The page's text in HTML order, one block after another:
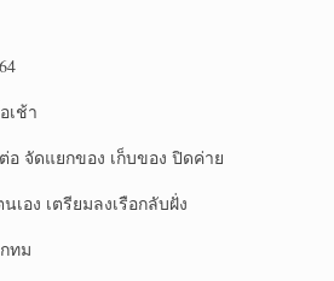
เช้า
อ จัดแยกของ เก็บของ ปิดค่าย
เอง เตรียมลงเรือกลับฝั่ง
ทม